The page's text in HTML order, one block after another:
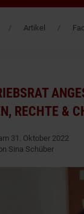
Artikel
RECHTE &
31. Oktober 2022
Sina Schüber